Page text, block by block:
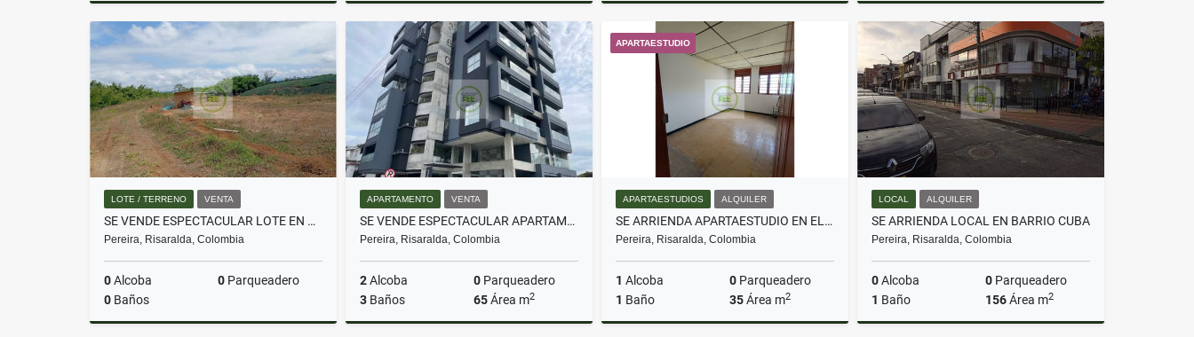
Venta
$150.000.000
Alquiler
$1.900.000
Alquiler
$6.000.000
Venta
$400.000.000
LOTE / TERRENO VENTA
SE VENDE ESPECTACULAR LOTE EN CONDOMINIO EN MORELIA
Pereira, Risaralda, Colombia
0Alcoba 0 Parqueadero
0 Baños
APARTAMENTO VENTA
SE VENDE ESPECTACULAR APARTAMENTO DUPLEX CERCA A LA 30 DE AGOSTO
Pereira, Risaralda, Colombia
2Alcoba 0 Parqueadero
3 Baños 65Área m2
APARTAESTUDIO
APARTAESTUDIOS ALQUILER
SE ARRIENDA APARTAESTUDIO EN EL CENTRO
Pereira, Risaralda, Colombia
1 Alcoba 0 Parqueadero
1 Baño 35Área m2
LOCAL ALQUILER
SE ARRIENDA LOCAL EN BARRIO CUBA
Pereira, Risaralda, Colombia
0Alcoba 0 Parqueadero
1 Baño 156Área m2